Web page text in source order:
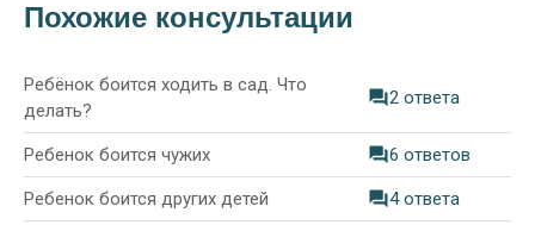
Похожие консультации
Ребёнок боится ходить в сад. Что
делать?
2 ответа
Ребенок боится чужих 6 ответов
Ребенок боится других детей 4 ответа